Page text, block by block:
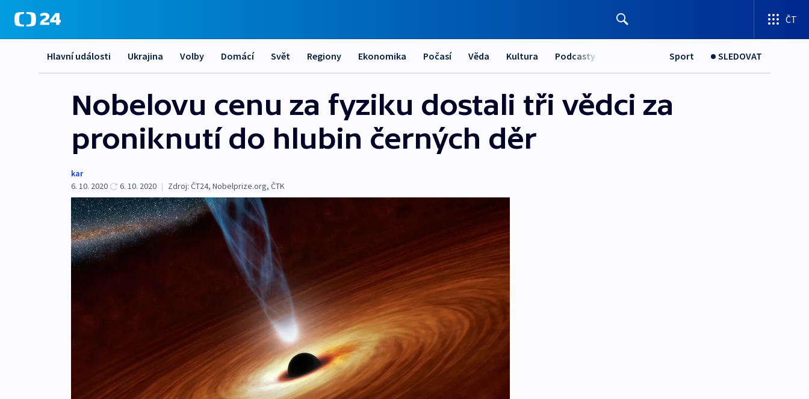
ČT
Hlavní události Ukrajina Volby Domácí Svět Regiony Ekonomika Počasí Věda Kultura Podcasty Sport SLEDOVAT
Nobelovu cenu za fyziku dostali tři vědci za
proniknutí do hlubin černých děr
kar
6. 10. 2020
6. 10. 2020 | Zdroj: ČT24, Nobelprize.org, ČTK